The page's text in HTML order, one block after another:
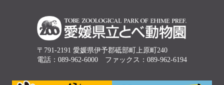
〒791-2191 愛媛県伊予郡砥部町上原町240
電話：089-962-6000 ファックス：089-962-6194